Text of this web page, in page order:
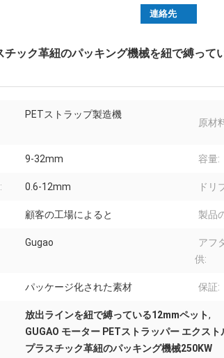
連絡先
チック革紐のパッキング機械を紐で縛って
PETストラップ製造機
原材
9-32mm 容量:
0.6-12mm ドリ
顧客の工場によると 製品
Gugao
アフ
供:
パッケージ化された素材 保証:
放出ラインを紐で縛っている12mmペット,
GUGAO モーター PETストラッパー エクス
プラスチック革紐のパッキング機械250KW